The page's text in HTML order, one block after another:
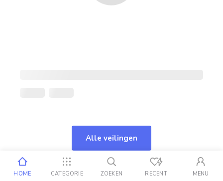
Alle veilingen
HOME CATEGORIE ZOEKEN RECENT MENU